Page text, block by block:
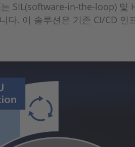
SIL(software-in-the-loop)
다. 이 솔루션은 기존 CI/CD 인